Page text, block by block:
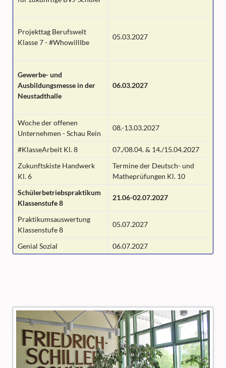
Projekttag Berufswelt
Klasse 7 - #WhowillIbe
05.03.2027
Gewerbe- und
Ausbildungsmesse in der
Neustadthalle
06.03.2027
Woche der offenen
Unternehmen - Schau Rein
08.-13.03.2027
#KlasseArbeit Kl. 8
07./08.04. & 14./15.04.2027
Zukunftskiste Handwerk
Kl. 6
Termine der Deutsch- und
Matheprüfungen Kl. 10
Schülerbetriebspraktikum
Klassenstufe 8
21.06-02.07.2027
Praktikumsauswertung
Klassenstufe 8
05.07.2027
Genial Sozial 06.07.2027